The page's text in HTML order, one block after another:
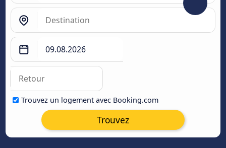
Trouvez un logement avec Booking.com
Trouvez